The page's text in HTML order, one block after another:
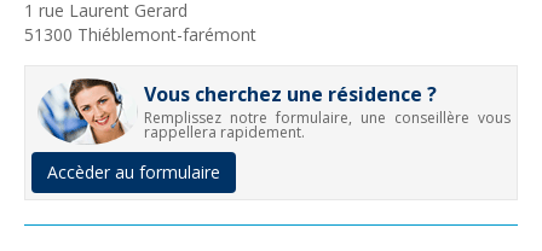
1 rue Laurent Gerard
51300 Thiéblemont-farémont
Vous cherchez une résidence ?
Remplissez notre formulaire, une conseillère vous
rappellera rapidement.
Accèder au formulaire